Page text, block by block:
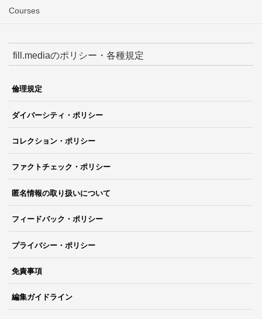
Courses
fill.mediaのポリシー・各種規定
倫理規定
ダイバーシティ・ポリシー
コレクション・ポリシー
ファクトチェック・ポリシー
匿名情報の取り扱いについて
フィードバック・ポリシー
プライバシー・ポリシー
免責事項
編集ガイドライン